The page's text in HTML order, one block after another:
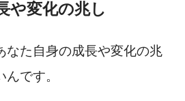
や変化の兆し
なた自身の成長や変化の兆
です。